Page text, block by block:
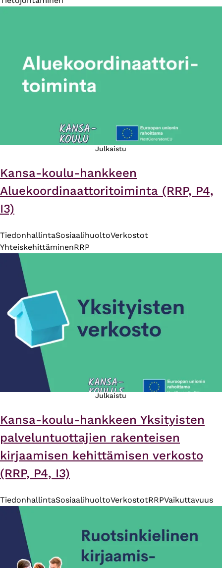
Julkaistu
Kansa-koulu-hankkeen
Aluekoordinaattoritoiminta (RRP, P4,
I3)
TiedonhallintaSosiaalihuoltoVerkostot
YhteiskehittäminenRRP
Julkaistu
Kansa-koulu-hankkeen Yksityisten
palveluntuottajien rakenteisen
kirjaamisen kehittämisen verkosto
(RRP, P4, I3)
TiedonhallintaSosiaalihuoltoVerkostotRRPVaikuttavuus